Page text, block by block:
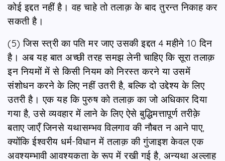
कोई इद्दत नहीं है। वह चाहे तो तलाक़ के बाद तुरन्त निकाह कर
सकती है।
(5) जिस स्त्री का पति मर जाए उसकी इद्दत 4 महीने 10 दिन
है। अब यह बात अच्छी तरह समझ लेनी चाहिए कि सूरा तलाक़
इन नियमों में से किसी नियम को निरस्त करने या उसमें
संशोधन करने के लिए नहीं उतरी है, बल्कि दो उद्देश्य के लिए
उतरी है। एक यह कि पुरुष को तलाक़ का जो अधिकार दिया
गया है, उसे व्यवहार में लाने के लिए ऐसे बुद्धिमत्तापूर्ण तरीक़े
बताए जाएँ जिनसे यथासम्भव विलगाव की नौबत न आने पाए,
क्योंकि ईश्वरीय धर्म-विधान में तलाक़ की गुंजाइश केवल एक
अवश्यम्भावी आवश्यकता के रूप में रखी गई है, अन्यथा अल्लाह